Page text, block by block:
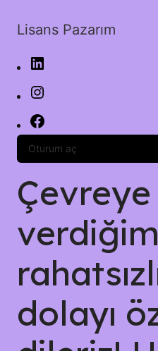
Lisans Pazarım
Oturum aç
Çevreye
dolayı